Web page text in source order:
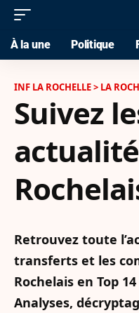
À la une Politique
Suivez
INF LA ROCHELLE> LA
Retrouvez toute
transferts et les
Rochelais en Top
Analyses,